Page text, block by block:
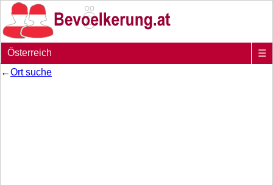
Österreich
☰
←Ort suche